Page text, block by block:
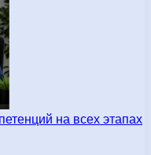
на всех этапах